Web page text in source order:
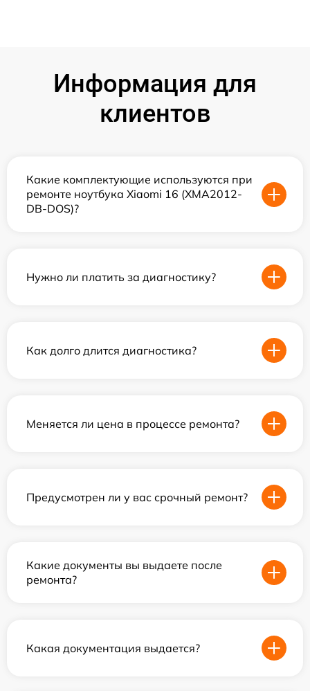
Информация для
клиентов
Какие комплектующие используются при
ремонте ноутбука Xiaomi 16 (XMA2012-
DB-DOS)?
Нужно ли платить за диагностику?
Как долго длится диагностика?
Меняется ли цена в процессе ремонта?
Предусмотрен ли у вас срочный ремонт?
Какие документы вы выдаете после
ремонта?
Какая документация выдается?